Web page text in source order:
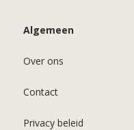
Algemeen
Over ons
Contact
Privacy beleid